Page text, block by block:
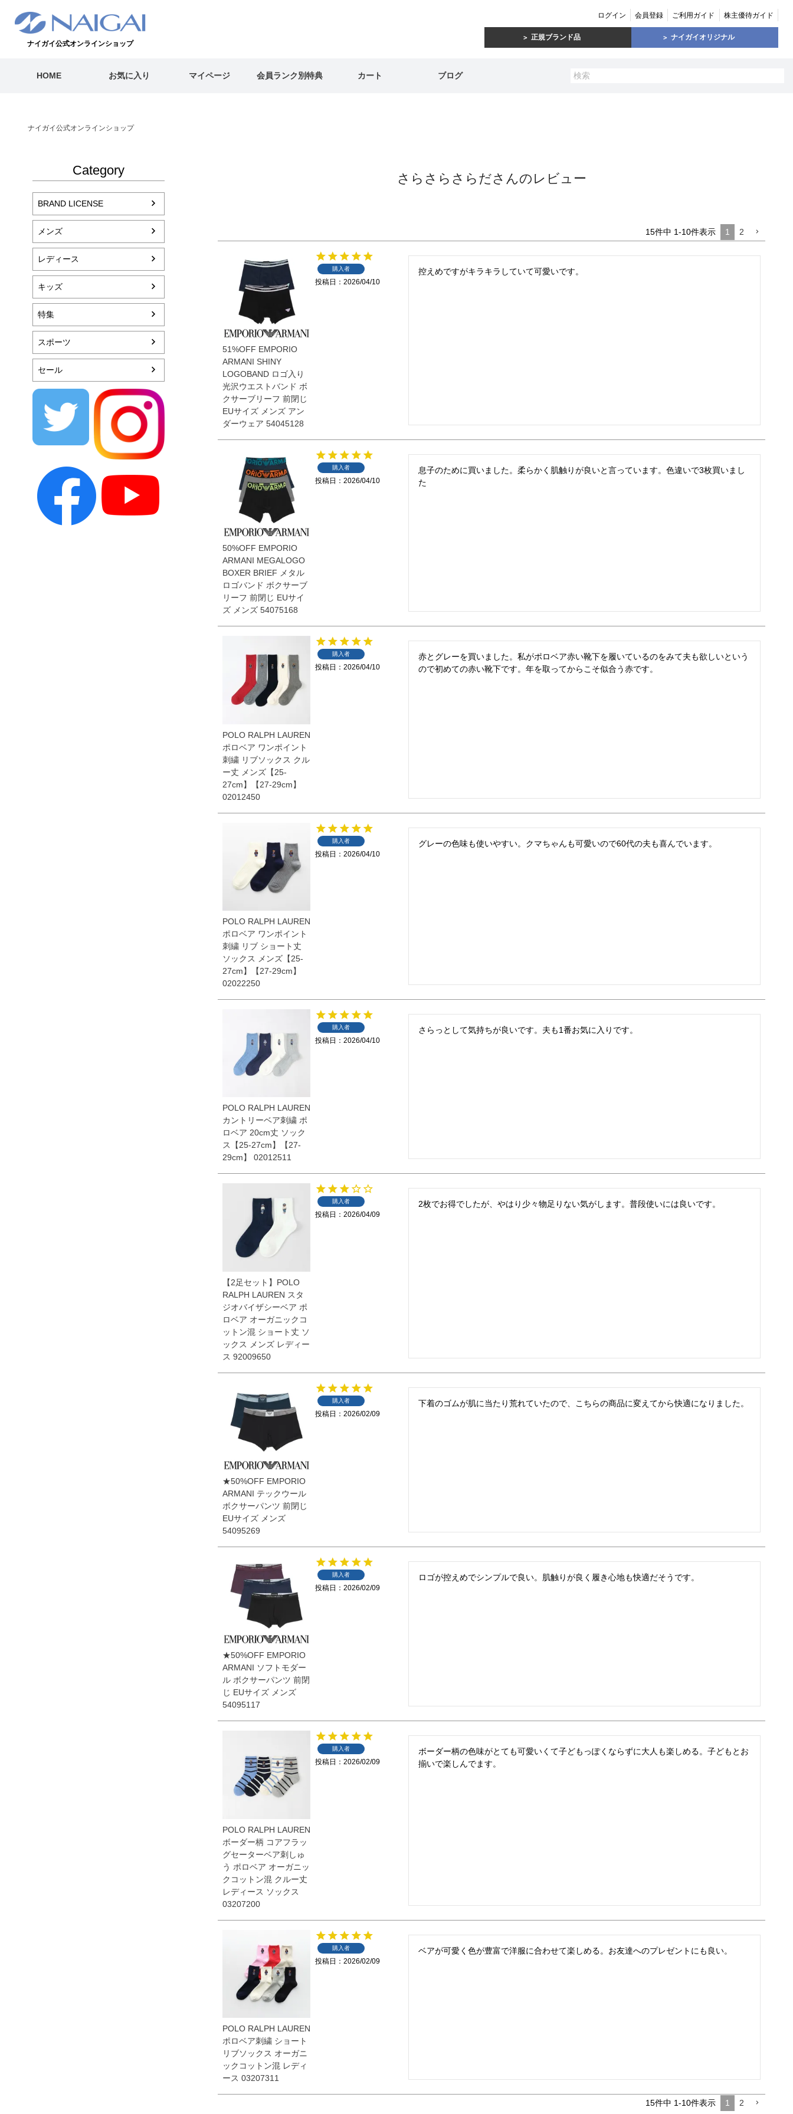
ナイガイ公式オンラインショップ
ログイン 会員登録 ご利用ガイド 株主優待ガイド
正規ブランド品 ナイガイオリジナル
HOME お気に入り マイページ 会員ランク別特典 カート ブログ
ナイガイ公式オンラインショップ
Category
BRAND LICENSE
メンズ
レディース
キッズ
特集
スポーツ
セール
さらさらさらださんのレビュー
15件中 1-10件表示 1 2
51%OFF EMPORIO
ARMANI SHINY
LOGOBAND ロゴ入り
光沢ウエストバンド ボ
クサーブリーフ 前閉じ
EUサイズ メンズ アン
ダーウェア 54045128
購入者
投稿日 2026/04/10
控えめですがキラキラしていて可愛いです。
50%OFF EMPORIO
ARMANI MEGALOGO
BOXER BRIEF メタル
ロゴバンド ボクサーブ
リーフ 前閉じ EUサイ
ズ メンズ 54075168
購入者
投稿日 2026/04/10
息子のために買いました。柔らかく肌触りが良いと言っています。色違いで3枚買いまし
た
POLO RALPH LAUREN
ポロベア ワンポイント
刺繍 リブソックス クル
ー丈 メンズ【25-
27cm】【27-29cm】
02012450
購入者
投稿日 2026/04/10
赤とグレーを買いました。私がポロベア赤い靴下を履いているのをみて夫も欲しいという
ので初めての赤い靴下です。年を取ってからこそ似合う赤です。
POLO RALPH LAUREN
ポロベア ワンポイント
刺繍 リブ ショート丈
ソックス メンズ【25-
27cm】【27-29cm】
02022250
購入者
投稿日 2026/04/10
グレーの色味も使いやすい。クマちゃんも可愛いので60代の夫も喜んでいます。
POLO RALPH LAUREN
カントリーベア刺繍 ポ
ロベア 20cm丈 ソック
ス【25-27cm】【27-
29cm】 02012511
購入者
投稿日 2026/04/10
さらっとして気持ちが良いです。夫も1番お気に入りです。
【2足セット】POLO
RALPH LAUREN スタ
ジオバイザシーベア ポ
ロベア オーガニックコ
ットン混 ショート丈 ソ
ックス メンズ レディー
ス 92009650
購入者
投稿日 2026/04/09
2枚でお得でしたが、やはり少々物足りない気がします。普段使いには良いです。
★50%OFF EMPORIO
ARMANI テックウール
ボクサーパンツ 前閉じ
EUサイズ メンズ
54095269
購入者
投稿日 2026/02/09
下着のゴムが肌に当たり荒れていたので、こちらの商品に変えてから快適になりました。
★50%OFF EMPORIO
ARMANI ソフトモダー
ル ボクサーパンツ 前閉
じ EUサイズ メンズ
54095117
購入者
投稿日 2026/02/09
ロゴが控えめでシンプルで良い。肌触りが良く履き心地も快適だそうです。
POLO RALPH LAUREN
ボーダー柄 コアフラッ
グセーターベア刺しゅ
う ポロベア オーガニッ
クコットン混 クルー丈
レディース ソックス
03207200
購入者
投稿日 2026/02/09
ボーダー柄の色味がとても可愛いくて子どもっぽくならずに大人も楽しめる。子どもとお
揃いで楽しんでます。
POLO RALPH LAUREN
ポロベア刺繍 ショート
リブソックス オーガニ
ックコットン混 レディ
ース 03207311
購入者
投稿日 2026/02/09
ベアが可愛く色が豊富で洋服に合わせて楽しめる。お友達へのプレゼントにも良い。
15件中 1-10件表示 1 2